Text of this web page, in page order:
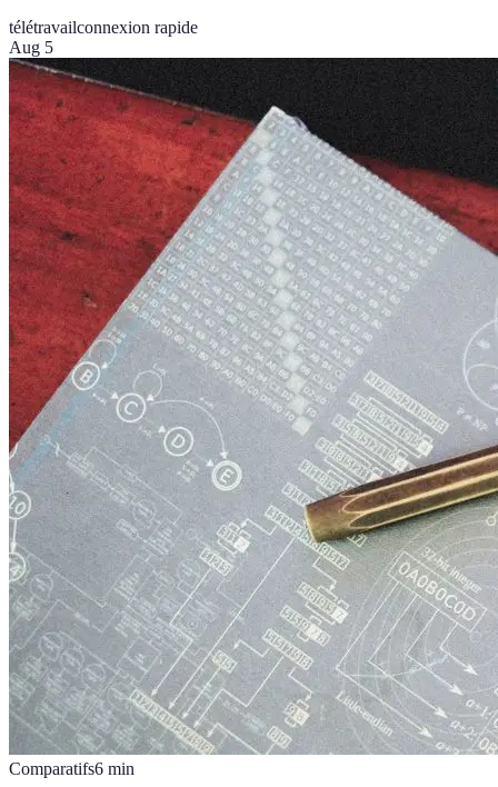
télétravailconnexion rapide
Aug 5
Comparatifs6 min